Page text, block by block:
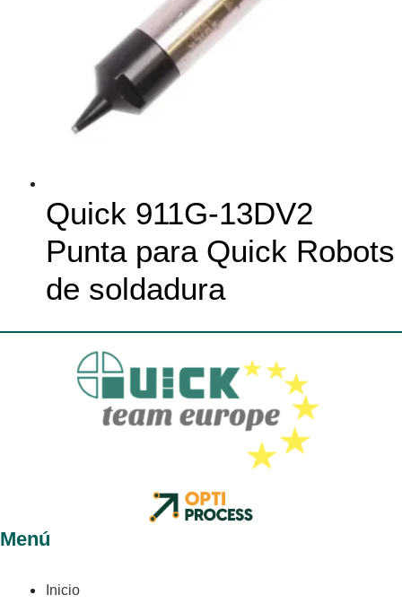
Quick 911G-13DV2
Punta para Quick Robots
de soldadura
Menú
Inicio